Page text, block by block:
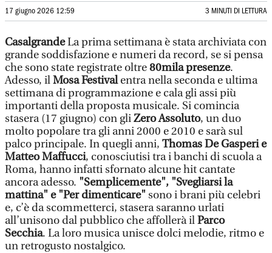
17 giugno 2026 12:59 3 MINUTI DI LETTURA
CasalgrandeLa prima settimana è stata archiviata con
grande soddisfazione e numeri da record, se si pensa
che sono state registrate oltre80mila presenze.
Adesso, ilMosa Festivalentra nella seconda e ultima
settimana di programmazione e cala gli assi più
importanti della proposta musicale. Si comincia
stasera (17 giugno) con gliZero Assoluto, un duo
molto popolare tra gli anni 2000 e 2010 e sarà sul
palco principale. In quegli anni, Thomas De Gasperi e
Matteo Maffucci, conosciutisi tra i banchi di scuola a
Roma, hanno infatti sfornato alcune hit cantate
ancora adesso. "Semplicemente", "Svegliarsi la
mattina" e "Per dimenticare" sono i brani più celebri
e, c’è da scommetterci, stasera saranno urlati
all’unisono dal pubblico che affollerà ilParco
Secchia. La loro musica unisce dolci melodie, ritmo e
un retrogusto nostalgico.